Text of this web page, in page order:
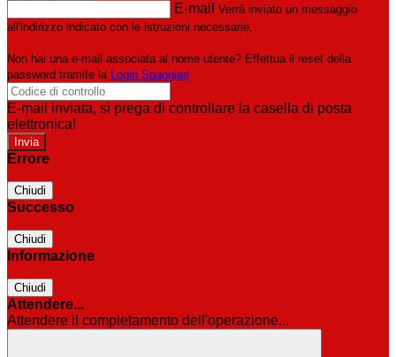
E-mail Verrà inviato un messaggio
all'indirizzo indicato con le istruzioni necessarie.
Non hai una e-mail associata al nome utente? Effettua il reset della
password tramite la Login Spaggiari
E-mail inviata, si prega di controllare la casella di posta
elettronica!
Errore
Chiudi
Successo
Chiudi
Informazione
Chiudi
Attendere...
Attendere il completamento dell'operazione...